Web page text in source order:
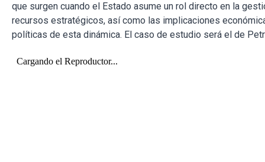
que surgen cuando el Estado asume un rol directo en la
recursos estratégicos, así como las implicaciones
políticas de esta dinámica. El caso de estudio será el de